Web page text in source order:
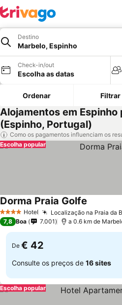
Destino
Marbelo, Espinho
Check-in/out
Escolha as datas
Ordenar Filtrar
Alojamentos em
(Espinho, Portugal)
Como os pagamentos influenciam os
Escolha popular
4 EstrelasHotel Localização na Praia da
Dorma Praia Golfe
7,8 Boa 7.001 a 0.6 km de
De € 42
Consulte os preços de 16 sites
Escolha popular